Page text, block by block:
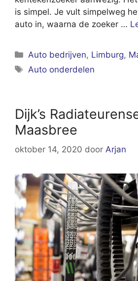
is simpel. Je vult simpelweg
auto in, waarna de zoeker …
Categorieën
Auto bedrijven, Limburg,
Tags
Auto onderdelen
Dijk’s
Maasbree
oktober 14, 2020 door Arjan